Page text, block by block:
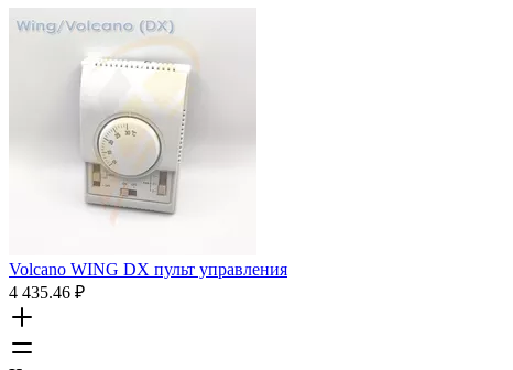
Volcano WING DX пульт управления
4 435.46 ₽